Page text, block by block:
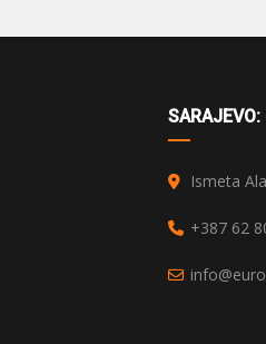
SARAJEVO:
Ismeta
+387 62